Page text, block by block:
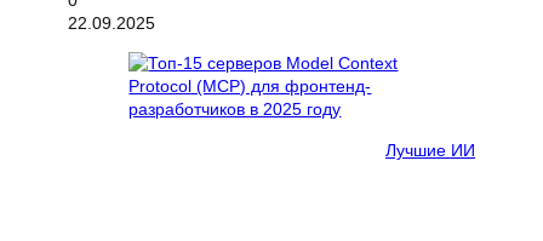
22.09.2025
Лучшие ИИ